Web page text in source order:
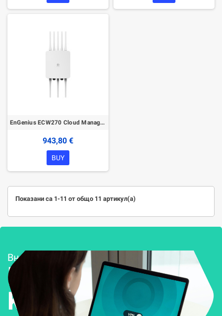
EnGenius ECW270 Cloud Managed Wireless Outdoor Access Point
943,80 €
BUY
Показани са 1-11 от общо 11 артикул(а)
Внедряване и поддръжка
Решения за
Kиберсигурност